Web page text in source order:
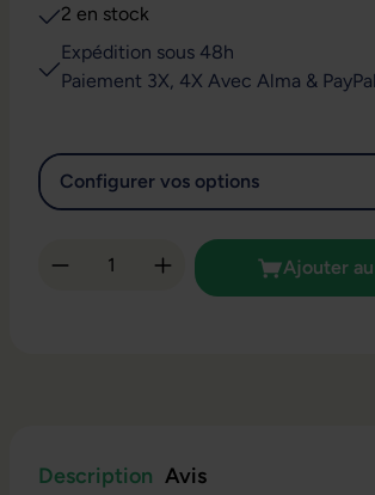
2 en stock
Expédition sous 48h
Paiement 3X, 4X Avec Alma & PayPal
Configurer vos options
Quantité de produit :Ajouter
Description Avis